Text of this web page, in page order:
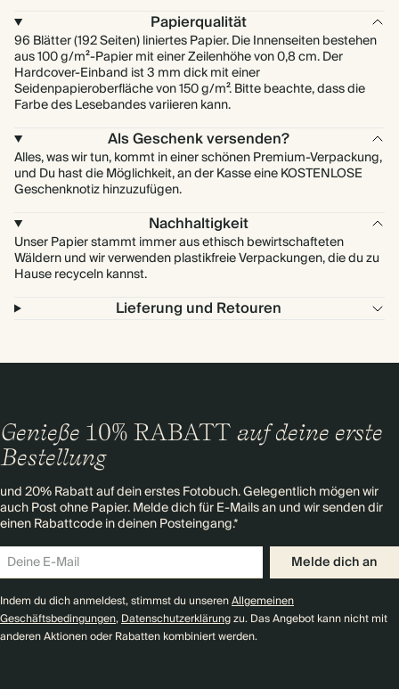
Papierqualität
96 Blätter (192 Seiten) liniertes Papier. Die Innenseiten bestehen
aus 100 g/m²-Papier mit einer Zeilenhöhe von 0,8 cm. Der
Hardcover-Einband ist 3 mm dick mit einer
Seidenpapieroberfläche von 150 g/m². Bitte beachte, dass die
Farbe des Lesebandes variieren kann.
Als Geschenk versenden?
Alles, was wir tun, kommt in einer schönen Premium-Verpackung,
und Du hast die Möglichkeit, an der Kasse eine KOSTENLOSE
Geschenknotiz hinzuzufügen.
Nachhaltigkeit
Unser Papier stammt immer aus ethisch bewirtschafteten
Wäldern und wir verwenden plastikfreie Verpackungen, die du zu
Hause recyceln kannst.
Lieferung und Retouren
Genieße 10% RABATT auf deine erste
Bestellung
und 20% Rabatt auf dein erstes Fotobuch. Gelegentlich mögen wir
auch Post ohne Papier. Melde dich für E-Mails an und wir senden dir
einen Rabattcode in deinen Posteingang.*
Melde dich an
Indem du dich anmeldest, stimmst du unserenAllgemeinen
Geschäftsbedingungen,Datenschutzerklärungzu. Das Angebot kann nicht mit
anderen Aktionen oder Rabatten kombiniert werden.